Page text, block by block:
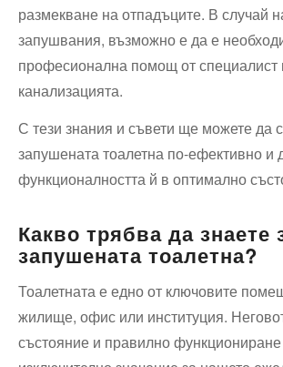
размекване на отпадъците. В случай
запушвания, възможно е да е
професионална помощ от специалист
канализацията.
С тези знания и съвети ще можете да
запушената тоалетна по-ефективно и
функционалността й в оптимално
Какво трябва да знаете
запушената тоалетна?
Тоалетната е едно от ключовите
жилище, офис или институция.
състояние и правилно